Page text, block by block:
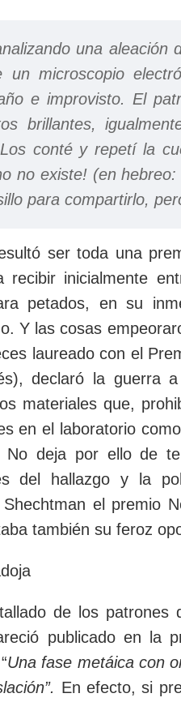
una aleación
un microscopio
e improvisto. El
brillantes,
conté y repetí la
no existe! (en
para compartirlo,
ser toda una
recibir inicialmente
petados, en su
Y las cosas
laureado con el
declaró la guerra
materiales que,
en el laboratorio
No deja por ello de
del hallazgo y la
el premio
también su feroz
de los patrones
publicado en la
Una fase metáica con
En efecto, si